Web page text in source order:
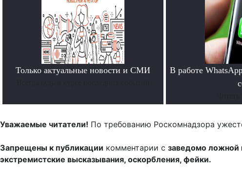
Только актуальные новости и СМИ
В работе
Уважаемые читатели! По требованию Роскомнадзора
Запрещены к публикации комментарии с заведомо
экстремистские высказывания, оскорбления, фейки.